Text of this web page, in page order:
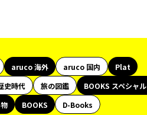
aruco 海外 aruco 国内
Plat
史時代 旅の図鑑
BOOKS スペシャ
BOOKS
D-Books